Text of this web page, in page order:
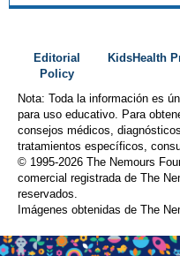
Editorial
Policy
KidsHealth
Nota: Toda la información es
para uso educativo. Para
consejos médicos,
tratamientos específicos,
© 1995-2026 The Nemours
comercial registrada de The
reservados.
Imágenes obtenidas de The